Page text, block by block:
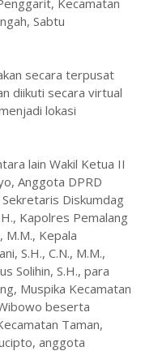
Sabtu
secara terpusat
diikuti secara virtual
lokasi
lain Wakil Ketua II
Anggota DPRD
Sekretaris Diskumdag
Kapolres Pemalang
M.M., Kepala
S.H., C.N., M.M.,
Solihin, S.H., para
Muspika Kecamatan
beserta
Taman,
anggota